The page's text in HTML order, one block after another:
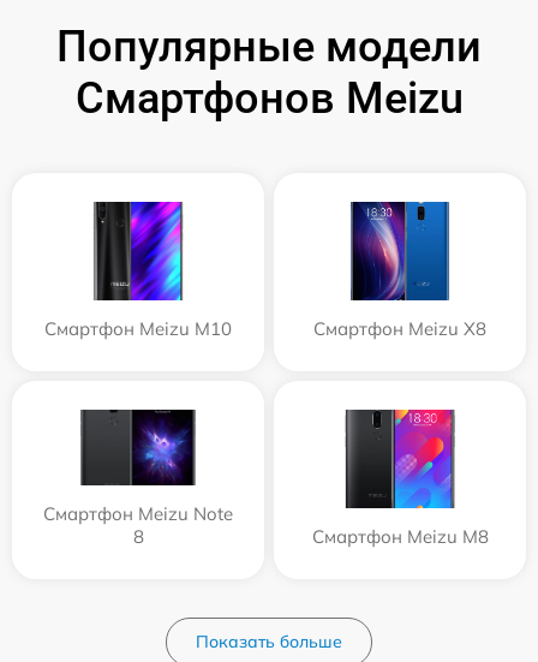
Популярные модели
Смартфонов Meizu
Смартфон Meizu M10 Смартфон Meizu X8
Смартфон Meizu Note
8
Смартфон Meizu M8
Показать больше